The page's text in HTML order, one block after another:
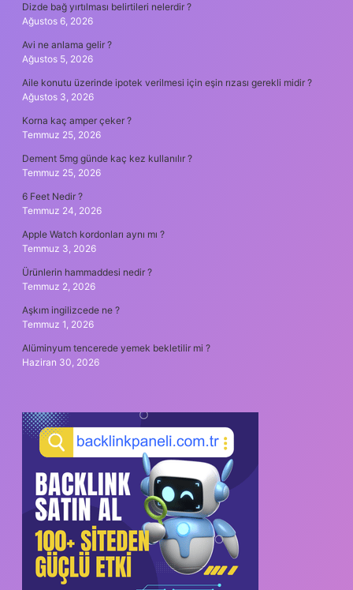
Dizde bağ yırtılması belirtileri nelerdir ?
Ağustos 6, 2026
Avi ne anlama gelir ?
Ağustos 5, 2026
Aile konutu üzerinde ipotek verilmesi için eşin rızası gerekli midir ?
Ağustos 3, 2026
Korna kaç amper çeker ?
Temmuz 25, 2026
Dement 5mg günde kaç kez kullanılır ?
Temmuz 25, 2026
6 Feet Nedir ?
Temmuz 24, 2026
Apple Watch kordonları aynı mı ?
Temmuz 3, 2026
Ürünlerin hammaddesi nedir ?
Temmuz 2, 2026
Aşkım ingilizcede ne ?
Temmuz 1, 2026
Alüminyum tencerede yemek bekletilir mi ?
Haziran 30, 2026